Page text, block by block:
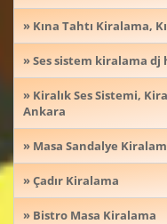
» Kına Tahtı Kiralama,
» Ses sistem kiralama dj
» Kiralık Ses Sistemi,
Ankara
» Masa Sandalye
» Çadır Kiralama
» Bistro Masa Kiralama